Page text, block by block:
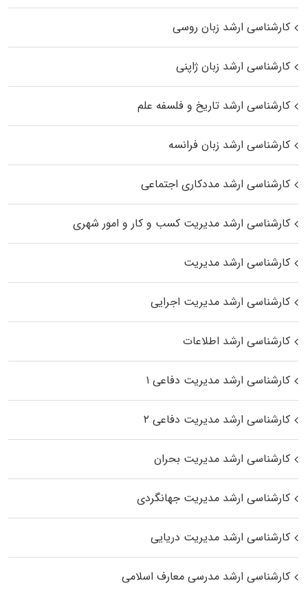
کارشناسی ارشد زبان روسی
کارشناسی ارشد زبان ژاپنی
کارشناسی ارشد تاریخ و فلسفه علم
کارشناسی ارشد زبان فرانسه
کارشناسی ارشد مددکاری اجتماعی
کارشناسی ارشد مدیریت کسب و کار و امور شهری
کارشناسی ارشد مدیریت
کارشناسی ارشد مدیریت اجرایی
کارشناسی ارشد اطلاعات
کارشناسی ارشد مدیریت دفاعی ۱
کارشناسی ارشد مدیریت دفاعی ۲
کارشناسی ارشد مدیریت بحران
کارشناسی ارشد مدیریت جهانگردی
کارشناسی ارشد مدیریت دریایی
کارشناسی ارشد مدرسی معارف اسلامی